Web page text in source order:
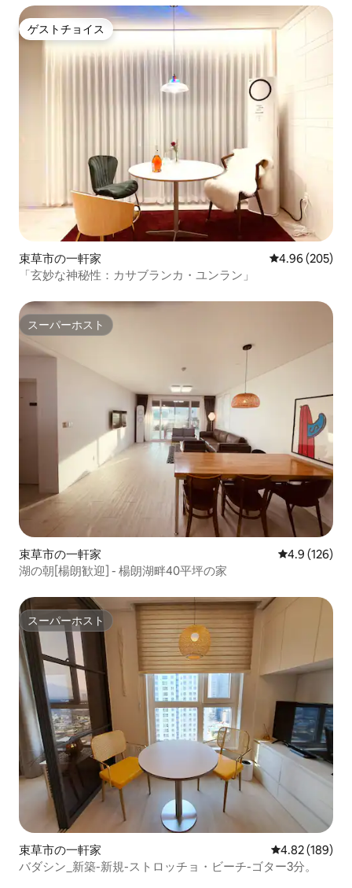
ル#スポットコウ短期賃貸
ゲストチョイス
ゲストチョイス
束草市の一軒家 レビュー205
4.96 (205)
「玄妙な神秘性：カサブランカ・ユンラン」
スーパーホスト
スーパーホスト
束草市の一軒家 レビュー126
4.9 (126)
湖の朝[楊朗歓迎] - 楊朗湖畔40平坪の家
スーパーホスト
スーパーホスト
束草市の一軒家 レビュー189
4.82 (189)
バダシン_新築-新規-ストロッチョ・ビーチ-ゴター3分。